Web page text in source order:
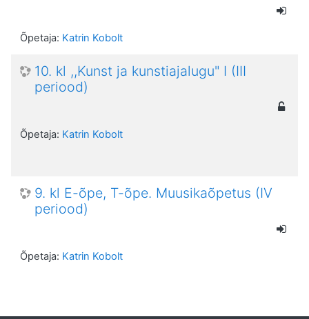
Õpetaja: Katrin Kobolt
10. kl ,,Kunst ja kunstiajalugu" I (III
periood)
Õpetaja: Katrin Kobolt
9. kl E-õpe, T-õpe. Muusikaõpetus (IV
periood)
Õpetaja: Katrin Kobolt